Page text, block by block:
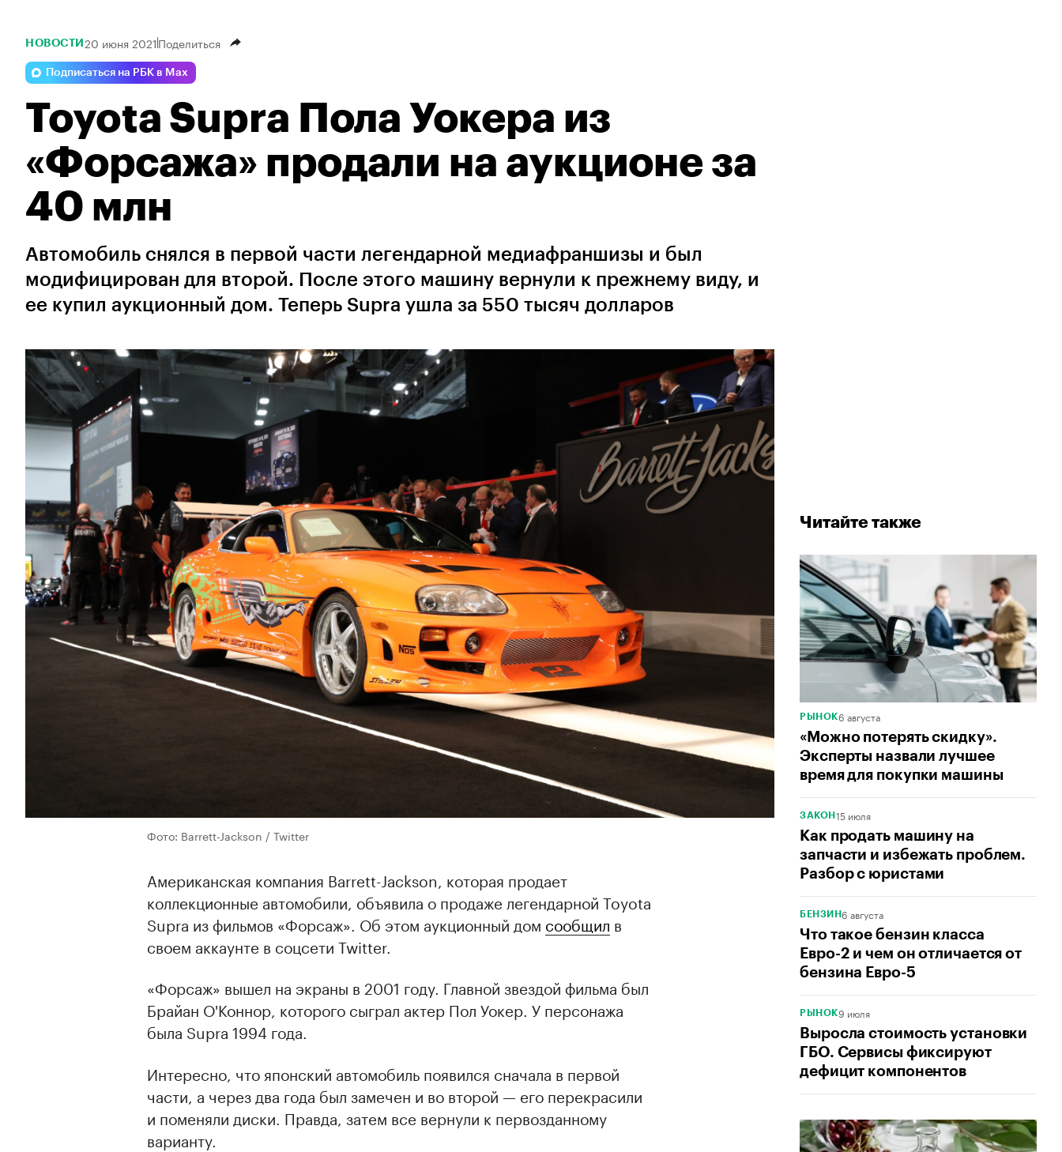
Читайте также
РЫНОК6 августа
«Можно потерять скидку».
Эксперты назвали лучшее
время для покупки машины
ЗАКОН 15 июля
Как продать машину на
запчасти и избежать проблем.
Разбор с юристами
БЕНЗИН6 августа
Что такое бензин класса
Евро-2 и чем он отличается от
бензина Евро-5
РЫНОК9 июля
Выросла стоимость установки
ГБО. Сервисы фиксируют
дефицит компонентов
НОВОСТИ 20 июня 2021Поделиться
Подписаться на РБК в Max
Toyota Supra Пола Уокера из
«Форсажа» продали на аукционе за
40 млн
Автомобиль снялся в первой части легендарной медиафраншизы и был
модифицирован для второй. После этого машину вернули к прежнему виду, и
ее купил аукционный дом. Теперь Supra ушла за 550 тысяч долларов
Фото: Barrett-Jackson / Twitter
Американская компания Barrett-Jackson, которая продает
коллекционные автомобили, объявила о продаже легендарной Toyota
Supra из фильмов «Форсаж». Об этом аукционный дом сообщил в
своем аккаунте в соцсети Twitter.
«Форсаж» вышел на экраны в 2001 году. Главной звездой фильма был
Брайан О'Коннор, которого сыграл актер Пол Уокер. У персонажа
была Supra 1994 года.
Интересно, что японский автомобиль появился сначала в первой
части, а через два года был замечен и во второй — его перекрасили
и поменяли диски. Правда, затем все вернули к первозданному
варианту.